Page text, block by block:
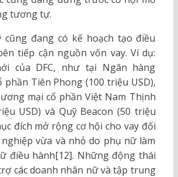
tương tự.
đang có kế hoạch tạo điều
tiếp cận nguồn vốn vay. Ví dụ:
của DFC, như tại Ngân hàng
phần Tiên Phong (100 triệu USD),
mại cổ phần Việt Nam Thịnh
USD) và Quỹ Beacon (50 triệu
đích mở rộng cơ hội cho vay đối
nghiệp vừa và nhỏ do phụ nữ làm
điều hành[12]. Những động thái
các doanh nhân nữ và tập trung